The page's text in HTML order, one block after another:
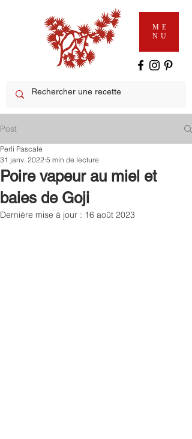
ME
NU
Post
Poire vapeur au miel et
baies de Goji
Perli Pascale
31 janv. 2022 5 min de lecture
Dernière mise à jour : 16 août 2023